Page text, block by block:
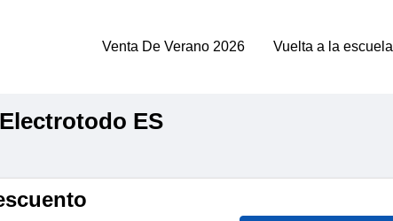
Venta De Verano 2026 Vuelta a la escuela
ES